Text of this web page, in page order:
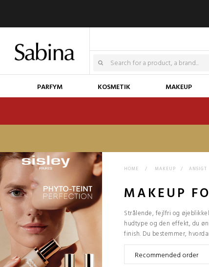
PARFYM KOSMETIK MAKEUP
HOME > MAKEUP > ANSIGT
MAKEUP
Strålende, fejlfri og
hudtype og den effekt, du
finish. Du bestemmer,